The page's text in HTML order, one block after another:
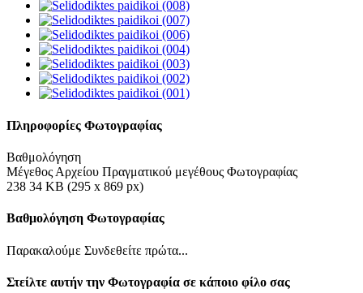
Πληροφορίες Φωτογραφίας
Βαθμολόγηση
Μέγεθος Αρχείου Πραγματικού μεγέθους Φωτογραφίας
238 34 KB (295 x 869 px)
Βαθμολόγηση Φωτογραφίας
Παρακαλούμε Συνδεθείτε πρώτα...
Στείλτε αυτήν την Φωτογραφία σε κάποιο φίλο σας